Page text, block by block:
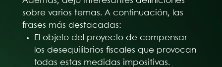
sobre varios temas. A continuación, las
frases más destacadas:
El objeto del proyecto de compensar
los desequilibrios fiscales que provocan
todas estas medidas impositivas.